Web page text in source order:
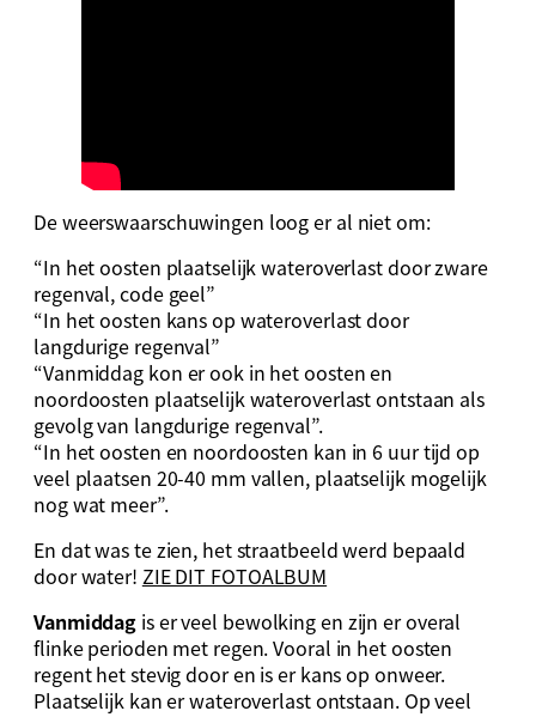
De weerswaarschuwingen loog er al niet om:
“In het oosten plaatselijk wateroverlast door zware
regenval, code geel”
“In het oosten kans op wateroverlast door
langdurige regenval”
“Vanmiddag kon er ook in het oosten en
noordoosten plaatselijk wateroverlast ontstaan als
gevolg van langdurige regenval”.
“In het oosten en noordoosten kan in 6 uur tijd op
veel plaatsen 20-40 mm vallen, plaatselijk mogelijk
nog wat meer”.
En dat was te zien, het straatbeeld werd bepaald
door water! ZIE DIT FOTOALBUM
Vanmiddag is er veel bewolking en zijn er overal
flinke perioden met regen. Vooral in het oosten
regent het stevig door en is er kans op onweer.
Plaatselijk kan er wateroverlast ontstaan. Op veel